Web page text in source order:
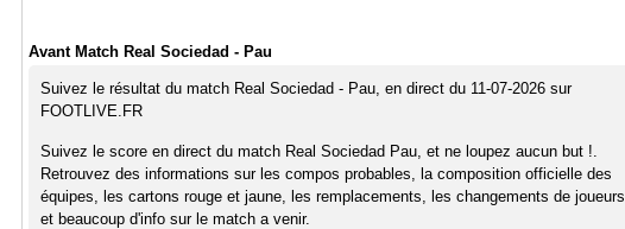
Avant Match Real Sociedad - Pau
Suivez le résultat du match Real Sociedad - Pau, en direct du 11-07-2026 sur
FOOTLIVE.FR
Suivez le score en direct du match Real Sociedad Pau, et ne loupez aucun but !.
Retrouvez des informations sur les compos probables, la composition officielle des
équipes, les cartons rouge et jaune, les remplacements, les changements de joueurs
et beaucoup d'info sur le match a venir.